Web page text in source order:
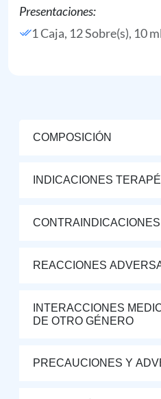
Presentaciones:
1 Caja, 12 Sobre(s), 10
COMPOSICIÓN
INDICACIONES
CONTRAINDICACIONES
REACCIONES
INTERACCIONES
DE OTRO GÉNERO
PRECAUCIONES Y